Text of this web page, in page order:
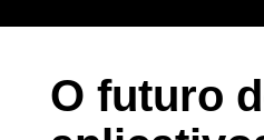
O futuro